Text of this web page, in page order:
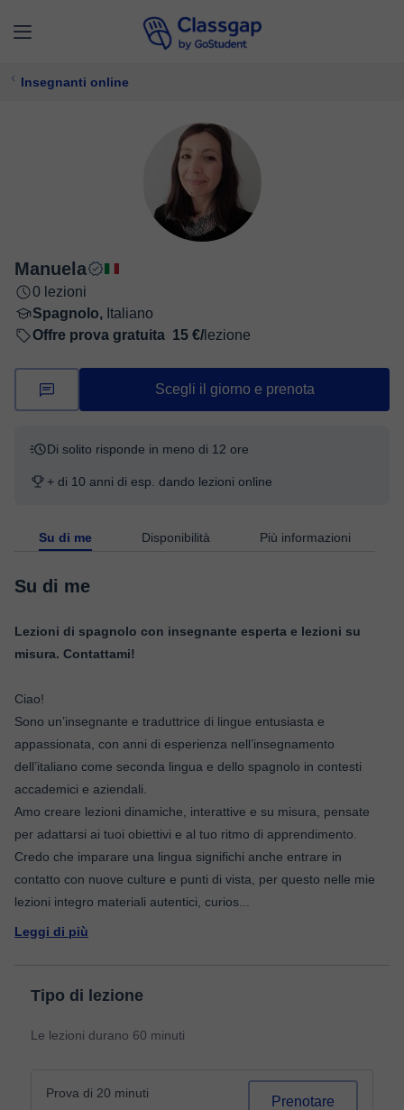
Insegnanti online
Manuela
0 lezioni
Spagnolo, Italiano
Offre prova gratuita 15 €/ lezione
Scegli il giorno e prenota
Di solito risponde in meno di 12 ore
+ di 10 anni di esp. dando lezioni online
Su di me Disponibilità Più informazioni
Su di me
Lezioni di spagnolo con insegnante esperta e lezioni su
misura. Contattami!
Ciao!
Sono un’insegnante e traduttrice di lingue entusiasta e
appassionata, con anni di esperienza nell’insegnamento
dell’italiano come seconda lingua e dello spagnolo in contesti
accademici e aziendali.
Amo creare lezioni dinamiche, interattive e su misura, pensate
per adattarsi ai tuoi obiettivi e al tuo ritmo di apprendimento.
Credo che imparare una lingua significhi anche entrare in
contatto con nuove culture e punti di vista, per questo nelle mie
lezioni integro materiali autentici, curios
Leggi di più
Tipo di lezione
Le lezioni durano 60 minuti
Prova di 20 minuti
Prenotare